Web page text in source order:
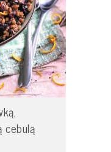
cebulą